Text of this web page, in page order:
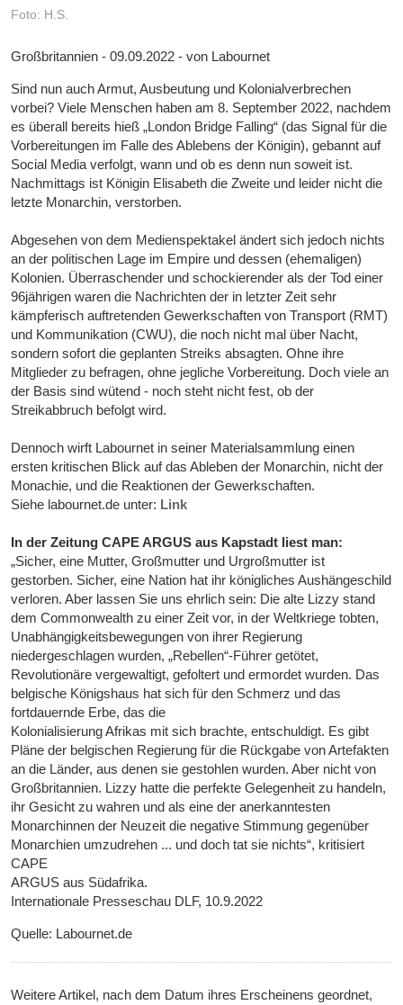
Foto: H.S.
Großbritannien - 09.09.2022 - von Labournet
Sind nun auch Armut, Ausbeutung und Kolonialverbrechen
vorbei? Viele Menschen haben am 8. September 2022, nachdem
es überall bereits hieß „London Bridge Falling“ (das Signal für die
Vorbereitungen im Falle des Ablebens der Königin), gebannt auf
Social Media verfolgt, wann und ob es denn nun soweit ist.
Nachmittags ist Königin Elisabeth die Zweite und leider nicht die
letzte Monarchin, verstorben.
Abgesehen von dem Medienspektakel ändert sich jedoch nichts
an der politischen Lage im Empire und dessen (ehemaligen)
Kolonien. Überraschender und schockierender als der Tod einer
96jährigen waren die Nachrichten der in letzter Zeit sehr
kämpferisch auftretenden Gewerkschaften von Transport (RMT)
und Kommunikation (CWU), die noch nicht mal über Nacht,
sondern sofort die geplanten Streiks absagten. Ohne ihre
Mitglieder zu befragen, ohne jegliche Vorbereitung. Doch viele an
der Basis sind wütend - noch steht nicht fest, ob der
Streikabbruch befolgt wird.
Dennoch wirft Labournet in seiner Materialsammlung einen
ersten kritischen Blick auf das Ableben der Monarchin, nicht der
Monachie, und die Reaktionen der Gewerkschaften.
Siehe labournet.de unter: Link
In der Zeitung CAPE ARGUS aus Kapstadt liest man:
„Sicher, eine Mutter, Großmutter und Urgroßmutter ist
gestorben. Sicher, eine Nation hat ihr königliches Aushängeschild
verloren. Aber lassen Sie uns ehrlich sein: Die alte Lizzy stand
dem Commonwealth zu einer Zeit vor, in der Weltkriege tobten,
Unabhängigkeitsbewegungen von ihrer Regierung
niedergeschlagen wurden, „Rebellen“-Führer getötet,
Revolutionäre vergewaltigt, gefoltert und ermordet wurden. Das
belgische Königshaus hat sich für den Schmerz und das
fortdauernde Erbe, das die
Kolonialisierung Afrikas mit sich brachte, entschuldigt. Es gibt
Pläne der belgischen Regierung für die Rückgabe von Artefakten
an die Länder, aus denen sie gestohlen wurden. Aber nicht von
Großbritannien. Lizzy hatte die perfekte Gelegenheit zu handeln,
ihr Gesicht zu wahren und als eine der anerkanntesten
Monarchinnen der Neuzeit die negative Stimmung gegenüber
Monarchien umzudrehen ... und doch tat sie nichts“, kritisiert
CAPE
ARGUS aus Südafrika.
Internationale Presseschau DLF, 10.9.2022
Quelle: Labournet.de
Weitere Artikel, nach dem Datum ihres Erscheinens geordnet,